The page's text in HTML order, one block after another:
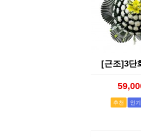
[근조]3단
추천 인기